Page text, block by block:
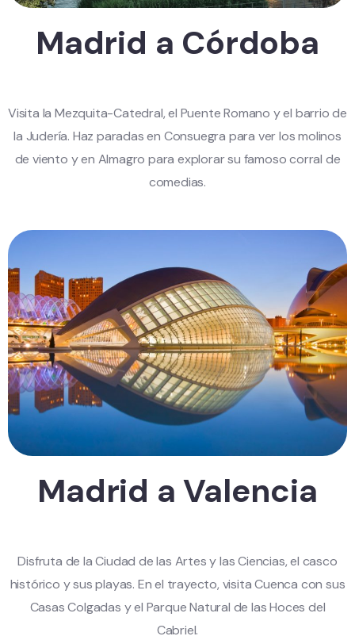
Madrid a Córdoba
Visita la Mezquita-Catedral, el Puente Romano y el barrio de
la Judería. Haz paradas en Consuegra para ver los molinos
de viento y en Almagro para explorar su famoso corral de
comedias.
Madrid a Valencia
Disfruta de la Ciudad de las Artes y las Ciencias, el casco
histórico y sus playas. En el trayecto, visita Cuenca con sus
Casas Colgadas y el Parque Natural de las Hoces del
Cabriel.